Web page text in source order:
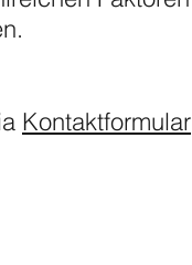
Kontaktformular